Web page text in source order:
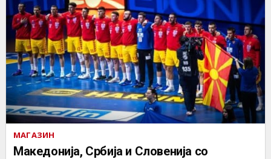
МАГАЗИН
Македонија, Србија и Словенија со